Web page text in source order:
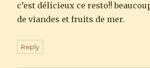
c’est délicieux ce resto!!
de viandes et fruits de mer.
Reply